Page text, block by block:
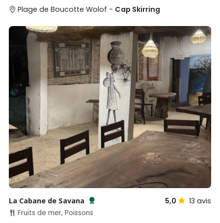
Plage de Boucotte Wolof - Cap Skirring
La Cabane de Savana
Testé et approuvé par SénéGuide
5,0 13 avis
Fruits de mer, Poissons